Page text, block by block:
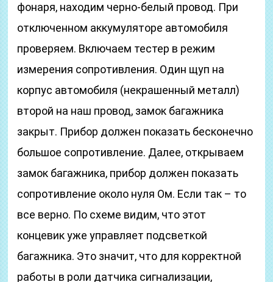
фонаря, находим черно-белый провод. При
отключенном аккумуляторе автомобиля
проверяем. Включаем тестер в режим
измерения сопротивления. Один щуп на
корпус автомобиля (некрашенный металл)
второй на наш провод, замок багажника
закрыт. Прибор должен показать бесконечно
большое сопротивление. Далее, открываем
замок багажника, прибор должен показать
сопротивление около нуля Ом. Если так – то
все верно. По схеме видим, что этот
концевик уже управляет подсветкой
багажника. Это значит, что для корректной
работы в роли датчика сигнализации,